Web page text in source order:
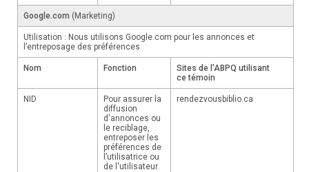
Google.com (Marketing)
Utilisation : Nous utilisons Google.com pour les annonces et
l’entreposage des préférences
Nom Fonction
Sites de l'ABPQ utilisant
ce témoin
NID
Pour assurer la
diffusion
d'annonces ou
le reciblage,
entreposer les
préférences de
l’utilisatrice ou
de l'utilisateur.
rendezvousbiblio.ca